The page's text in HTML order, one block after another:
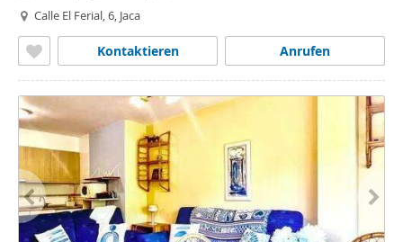
Calle El Ferial, 6, Jaca
Anrufen
Kontaktieren